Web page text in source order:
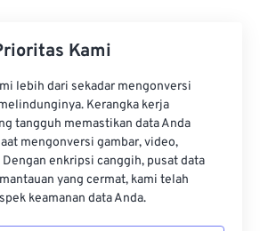
Kami
lebih dari sekadar mengonversi
Kerangka kerja
tangguh memastikan data Anda
mengonversi gambar, video,
enkripsi canggih, pusat data
yang cermat, kami telah
keamanan data Anda.